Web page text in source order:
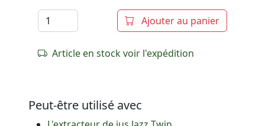
Ajouter au panier
Article en stock voir l'expédition
Peut-être utilisé avec